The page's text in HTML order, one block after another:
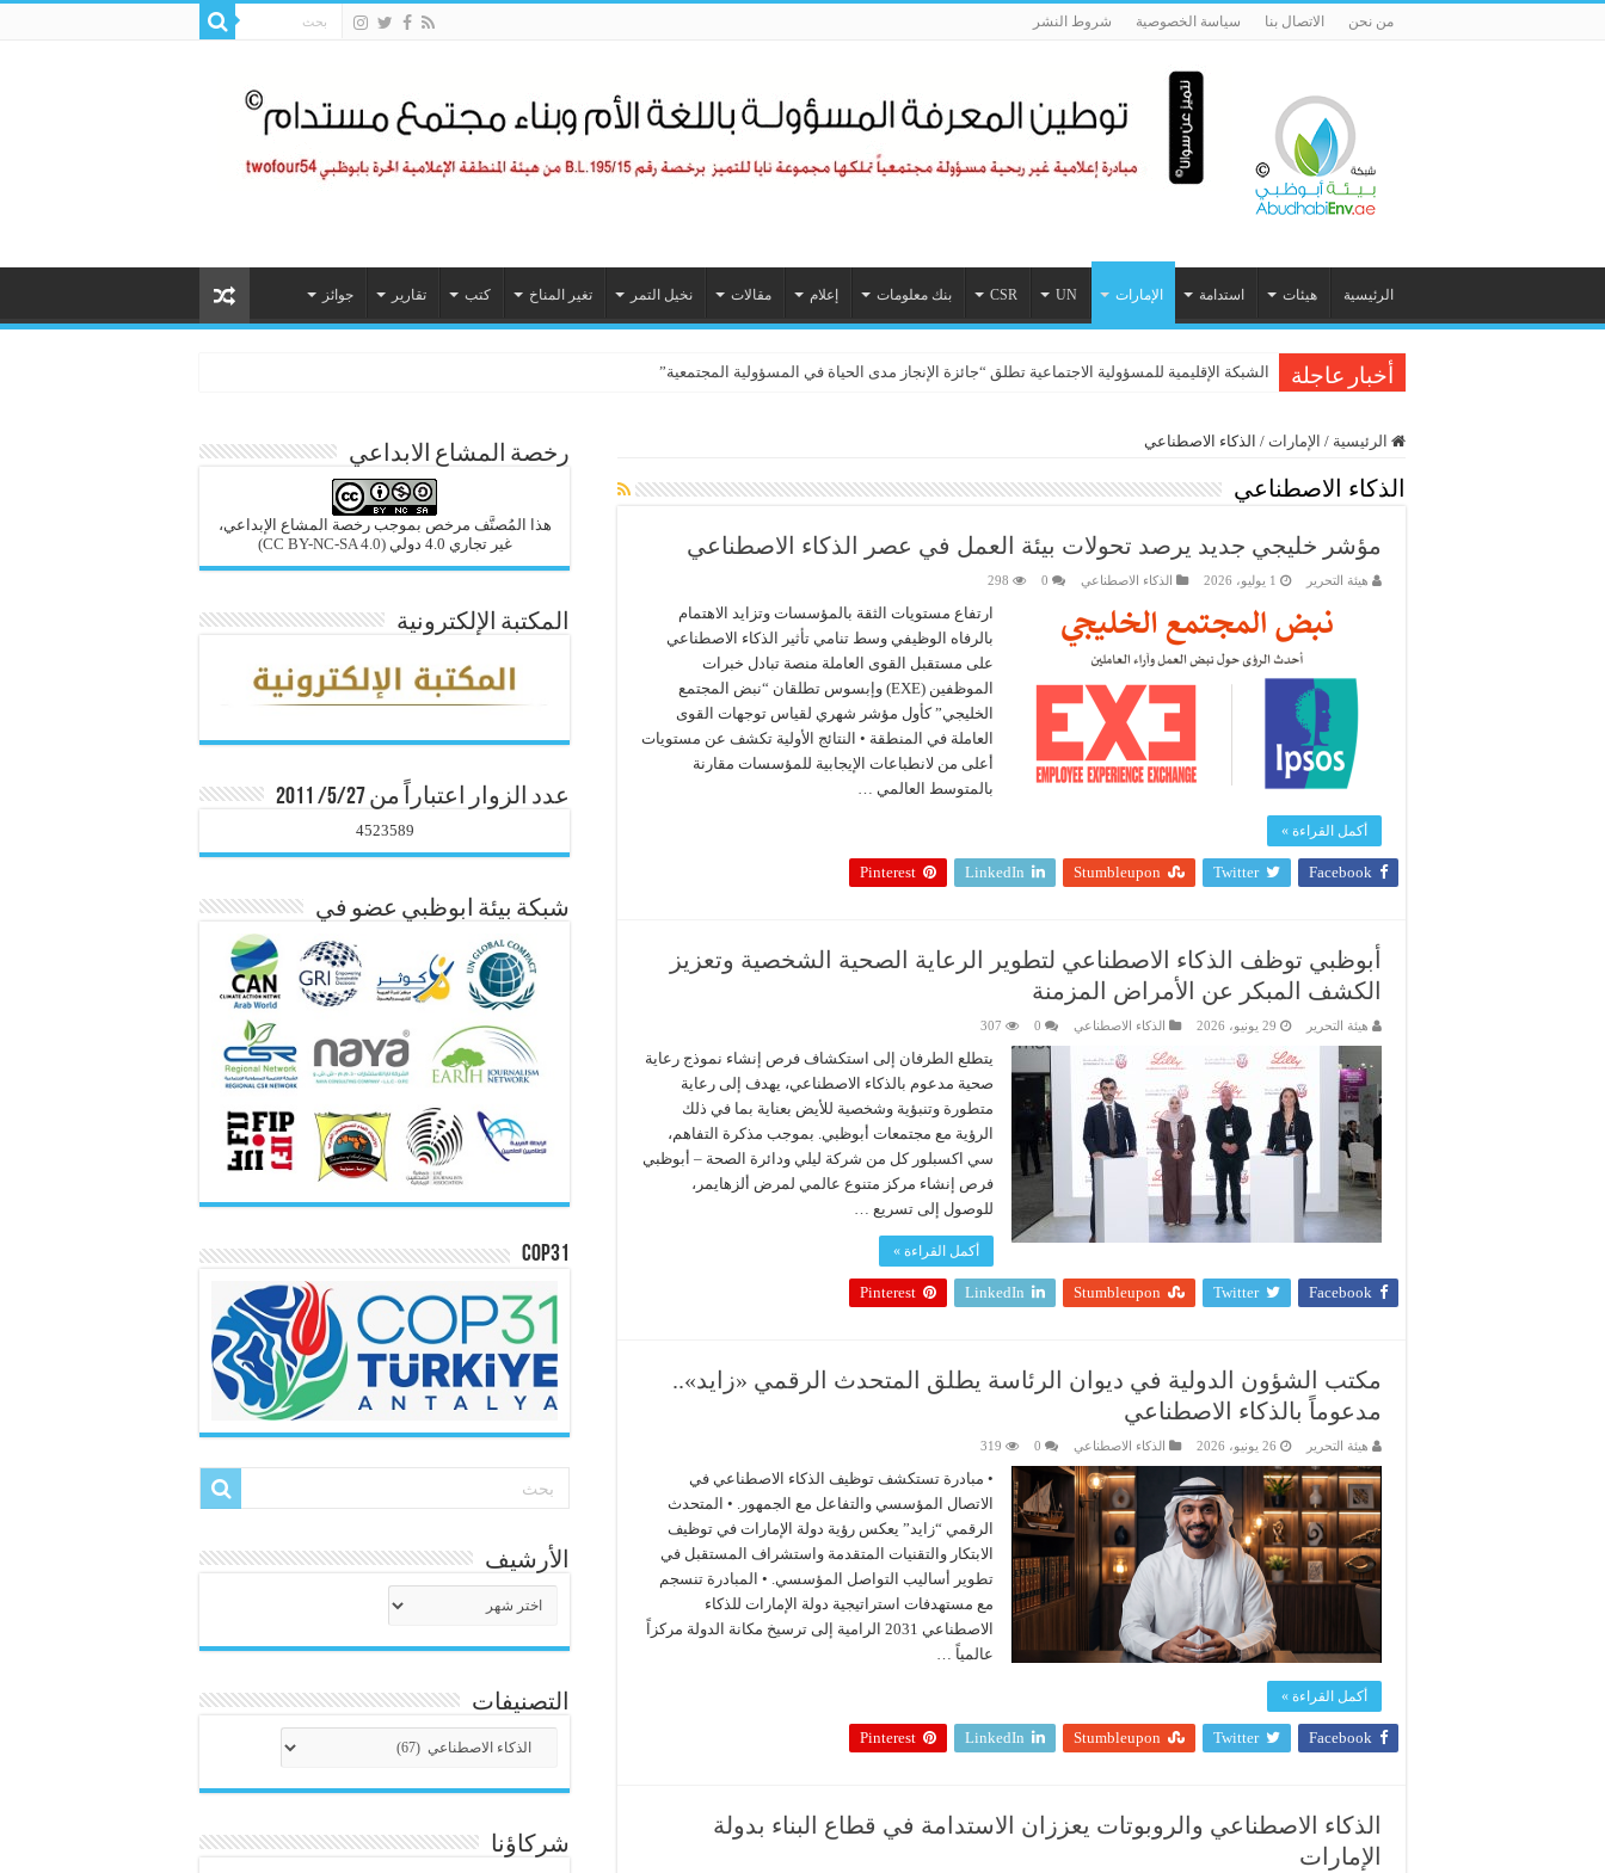
من نحن الاتصال بنا سياسة الخصوصية شروط النشر
الرئيسية هيئات استدامة الإمارات UN
CSR بنك معلومات إعلام مقالات نخيل التمر تغير المناخ كتب تقارير جوائز
أخبار عاجلة الشبكة الإقليمية للمسؤولية الاجتماعية تطلق “جائزة الإنجاز مدى الحياة في المسؤولية المجتمعية”
الرئيسية / الإمارات / الذكاء الاصطناعي
الذكاء الاصطناعي
مؤشر خليجي جديد يرصد تحولات بيئة العمل في عصر الذكاء الاصطناعي
هيئة التحرير 1 يوليو، 2026 الذكاء الاصطناعي 0
298
ارتفاع مستويات الثقة بالمؤسسات وتزايد الاهتمام
بالرفاه الوظيفي وسط تنامي تأثير الذكاء الاصطناعي
على مستقبل القوى العاملة منصة تبادل خبرات
الموظفين (EXE) وإبسوس تطلقان “نبض المجتمع
الخليجي” كأول مؤشر شهري لقياس توجهات القوى
العاملة في المنطقة • النتائج الأولية تكشف عن مستويات
أعلى من لانطباعات الإيجابية للمؤسسات مقارنة
بالمتوسط العالمي …
أكمل القراءة »
Facebook
Twitter
Stumbleupon
LinkedIn
Pinterest
أبوظبي توظف الذكاء الاصطناعي لتطوير الرعاية الصحية الشخصية وتعزيز
الكشف المبكر عن الأمراض المزمنة
هيئة التحرير 29 يونيو، 2026 الذكاء الاصطناعي 0
307
يتطلع الطرفان إلى استكشاف فرص إنشاء نموذج رعاية
صحية مدعوم بالذكاء الاصطناعي، يهدف إلى رعاية
متطورة وتنبؤية وشخصية للأيض بعناية بما في ذلك
الرؤية مع مجتمعات أبوظبي. بموجب مذكرة التفاهم،
سي اكسبلور كل من شركة ليلي ودائرة الصحة – أبوظبي
فرص إنشاء مركز متنوع عالمي لمرض ألزهايمر،
للوصول إلى تسريع …
أكمل القراءة »
Facebook
Twitter
Stumbleupon
LinkedIn
Pinterest
مكتب الشؤون الدولية في ديوان الرئاسة يطلق المتحدث الرقمي «زايد»..
مدعوماً بالذكاء الاصطناعي
هيئة التحرير 26 يونيو، 2026 الذكاء الاصطناعي 0
319
• مبادرة تستكشف توظيف الذكاء الاصطناعي في
الاتصال المؤسسي والتفاعل مع الجمهور. • المتحدث
الرقمي “زايد” يعكس رؤية دولة الإمارات في توظيف
الابتكار والتقنيات المتقدمة واستشراف المستقبل في
تطوير أساليب التواصل المؤسسي. • المبادرة تنسجم
مع مستهدفات استراتيجية دولة الإمارات للذكاء
الاصطناعي 2031 الرامية إلى ترسيخ مكانة الدولة مركزاً
عالمياً …
أكمل القراءة »
Facebook
Twitter
Stumbleupon
LinkedIn
Pinterest
الذكاء الاصطناعي والروبوتات يعززان الاستدامة في قطاع البناء بدولة
الإمارات
رخصة المشاع الابداعي
هذا المُصنَّف مرخص بموجب رخصة المشاع الإبداعي،
غير تجاري 4.0 دولي
(CC BY-NC-SA 4.0)
المكتبة الإلكترونية
عدد الزوار اعتباراً من 5/27/ 2011
4523589
شبكة بيئة ابوظبي عضو في
COP31
الأرشيف
التصنيفات
شركاؤنا